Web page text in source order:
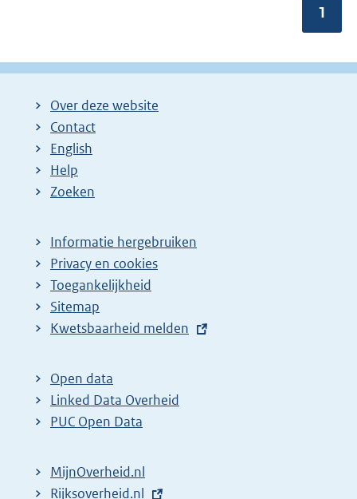
1
Over deze website
Contact
English
Help
Zoeken
Informatie hergebruiken
Privacy en cookies
Toegankelijkheid
Sitemap
E
t
e
r
l
Kwetsbaarheid melden
Open data
Linked Data Overheid
PUC Open Data
MijnOverheid.nl
E
Rijksoverheid.nl